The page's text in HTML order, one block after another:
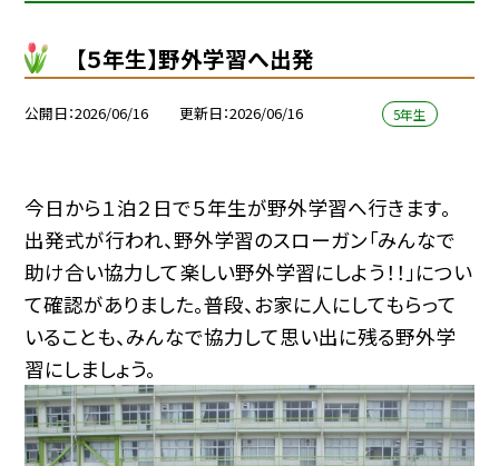
【５年生】野外学習へ出発
公開日 2026/06/16 更新日 2026/06/16 5年生
今日から１泊２日で５年生が野外学習へ行きます。
出発式が行われ、野外学習のスローガン「みんなで
助け合い協力して楽しい野外学習にしよう！！」につい
て確認がありました。普段、お家に人にしてもらって
いることも、みんなで協力して思い出に残る野外学
習にしましょう。